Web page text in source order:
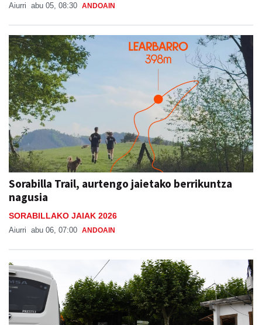
Aiurri abu 05, 08:30 ANDOAIN
Sorabilla Trail, aurtengo jaietako berrikuntza
nagusia
SORABILLAKO JAIAK 2026
Aiurri abu 06, 07:00 ANDOAIN